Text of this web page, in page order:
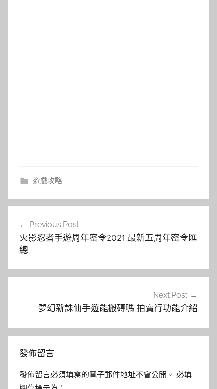
遊戲攻略
導
覽
Previous Post
火影忍者手遊周年密令2021 最新五周年密令匯
總
Next Post
夢幻新誅仙手遊能搬磚嗎 拍賣行功能介紹
發佈留言
發佈留言必須填寫的電子郵件地址不會公開。 必填